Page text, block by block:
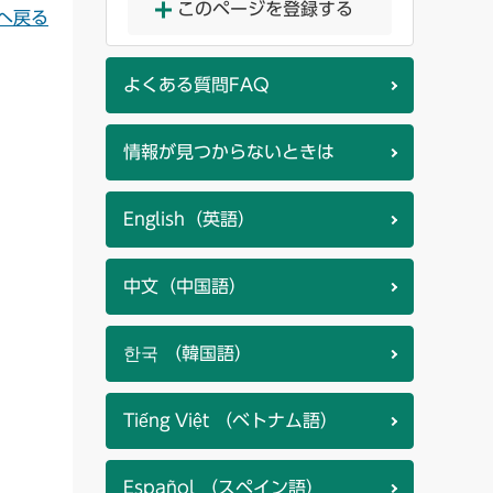
戻る このページを登録する
よくある質問FAQ
情報が見つからないときは
English（英語）
中文（中国語）
한국 （韓国語）
Tiếng Việt （ベトナム語）
Español （スペイン語）